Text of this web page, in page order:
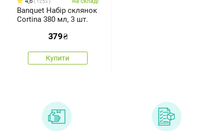
125x
Banquet Набір склянок
Cortina 380 мл, 3 шт.
379₴
Купити